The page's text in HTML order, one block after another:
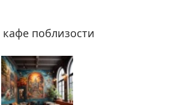
поблизости